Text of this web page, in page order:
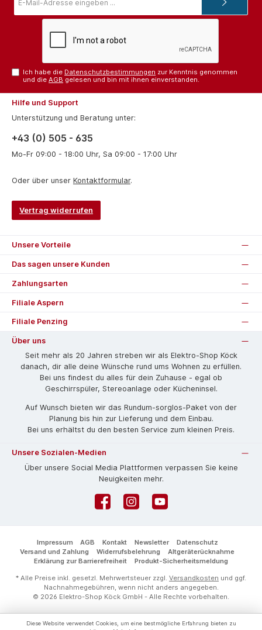
Mail-
Ich habe die Datenschutzbestimmungen zur Kenntnis genommen
und dieAGB gelesen und bin mit ihnen einverstanden.
Hilfe und Support
Unterstützung und Beratung unter:
+43 (0) 505 - 635
Mo-Fr 09:00 - 18:00 Uhr, Sa 09:00 - 17:00 Uhr
Oder über unser Kontaktformular.
Vertrag widerrufen
Unsere Vorteile
Das sagen unsere Kunden
Zahlungsarten
Filiale Aspern
Filiale Penzing
Über uns
Seit mehr als 20 Jahren streben wir als Elektro-Shop Köck
danach, dir alle deine Wünsche rund ums Wohnen zu erfüllen.
Bei uns findest du alles für dein Zuhause - egal ob
Geschirrspüler, Stereoanlage oder Kücheninsel.
Auf Wunsch bieten wir das Rund­um-sorg­los-Pa­ket von der
Planung bis hin zur Lieferung und dem Einbau.
Bei uns erhältst du den besten Service zum kleinen Preis.
Unsere Sozialen-Medien
Über unsere Social Media Plattformen verpassen Sie keine
Neuigkeiten mehr.
FacebookInstagramYouTube
Impressum AGB Kontakt Newsletter
Datenschutz
Versand und Zahlung
Widerrufsbelehrung
Altgeräterücknahme
Erklärung zur Barrierefreiheit
Produkt-Sicherheitsmeldung
* Alle Preise inkl. gesetzl. Mehrwertsteuer zzgl. Versandkosten und ggf.
Nachnahmegebühren, wenn nicht anders angegeben.
© 2026 Elektro-Shop Köck GmbH - Alle Rechte vorbehalten.
Diese Website verwendet Cookies, um eine bestmögliche Erfahrung bieten zu